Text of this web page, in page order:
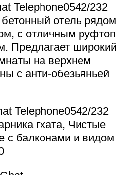
Telephone0542/232
отель рядом
с отличным руфтоп
Предлагает широкий
на верхнем
с анти-обезьяньей
Telephone0542/232
гхата, Чистые
с балконами и видом